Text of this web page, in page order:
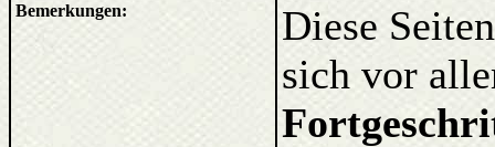
Bemerkungen:
Diese
sich vor